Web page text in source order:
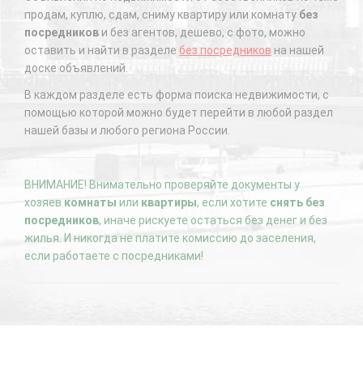
продам, куплю, сдам, сниму квартиру или комнату без
посредников и без агентов, дешево, с фото, можно
оставить и найти в разделе без посредников на нашей
доске объявлений.
В каждом разделе есть форма поиска недвижимости, с
помощью которой можно будет перейти в любой раздел
нашей базы и любого региона России.
ВНИМАНИЕ! Внимательно проверяйте документы у
хозяев комнаты или квартиры, если хотите снять без
посредников, иначе рискуете остаться без денег и без
жилья. И никогда не платите комиссию до заселения,
если работаете с посредниками!